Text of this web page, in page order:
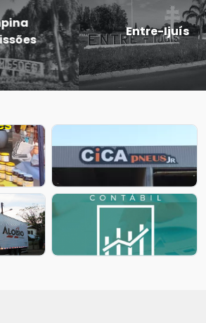
Eugênio de
Castro